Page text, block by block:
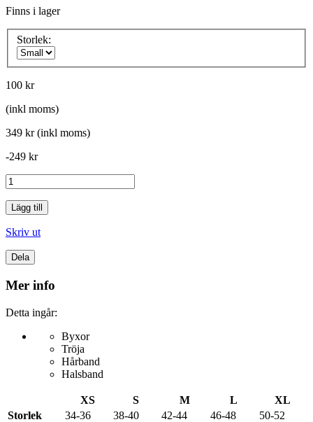
Finns i lager
Storlek:
100 kr
(inkl moms)
349 kr(inkl moms)
-249 kr
Lägg till
Skriv ut
Dela
Mer info
Detta ingår:
Byxor
Tröja
Hårband
Halsband
XS S M L
XL
Storlek
34-36 38-40 42-44 46-48
50-52